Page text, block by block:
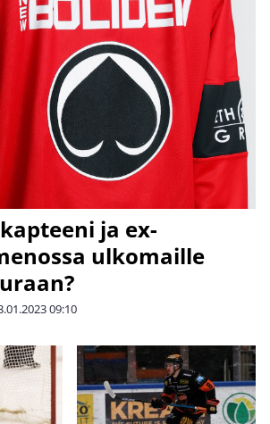
ja ex-
ulkomaille
09:10